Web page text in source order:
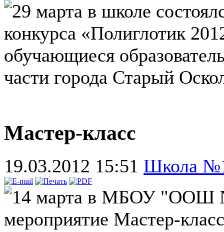
29 марта в школе
конкурса «Полиглотик
обучающиеся
части города Старый
Мастер-класс
19.03.2012 15:51 Школа
14 марта в МБОУ "ООШ
мероприятие Мастер-